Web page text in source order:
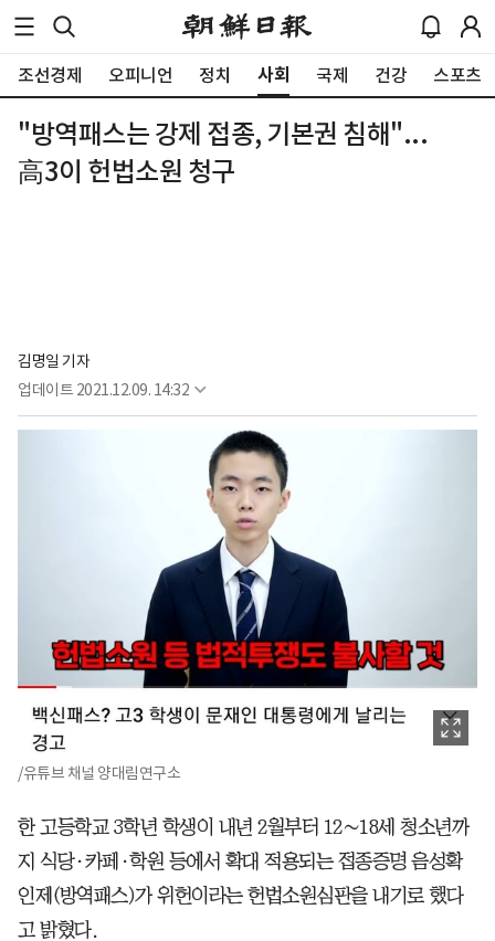
조선경제 오피니언 정치 사회 국제 건강 스포츠
"방역패스는 강제 접종, 기본권 침해"...
高3이 헌법소원 청구
김명일 기자
업데이트 2021.12.09. 14:32
/유튜브 채널 양대림연구소
한 고등학교 3학년 학생이 내년 2월부터 12∼18세 청소년까
지 식당·카페·학원 등에서 확대 적용되는 접종증명 음성확
인제(방역패스)가 위헌이라는 헌법소원심판을 내기로 했다
고 밝혔다.